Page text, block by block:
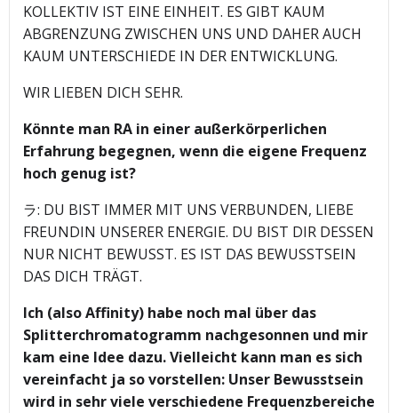
KOLLEKTIV IST EINE EINHEIT. ES GIBT KAUM
ABGRENZUNG ZWISCHEN UNS UND DAHER AUCH
KAUM UNTERSCHIEDE IN DER ENTWICKLUNG.
WIR LIEBEN DICH SEHR.
Könnte man RA in einer außerkörperlichen
Erfahrung begegnen, wenn die eigene Frequenz
hoch genug ist?
ラ: DU BIST IMMER MIT UNS VERBUNDEN, LIEBE
FREUNDIN UNSERER ENERGIE. DU BIST DIR DESSEN
NUR NICHT BEWUSST. ES IST DAS BEWUSSTSEIN
DAS DICH TRÄGT.
Ich (also Affinity) habe noch mal über das
Splitterchromatogramm nachgesonnen und mir
kam eine Idee dazu. Vielleicht kann man es sich
vereinfacht ja so vorstellen: Unser Bewusstsein
wird in sehr viele verschiedene Frequenzbereiche